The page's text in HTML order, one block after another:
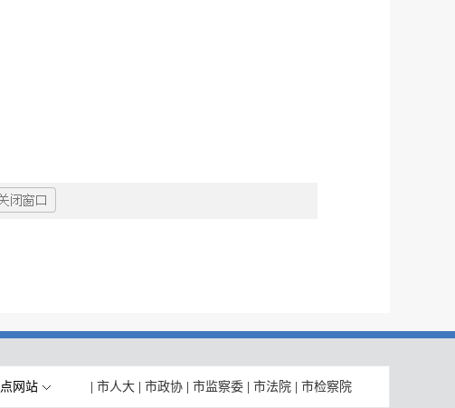
网站 市人大 市政协 市监察委 市法院 市检察院